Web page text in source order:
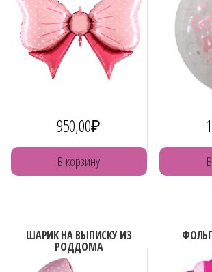
950,00₽
В корзину
ШАРИК НА ВЫПИСКУ ИЗ
РОДДОМА